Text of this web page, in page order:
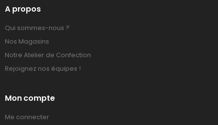
A propos
Qui sommes-nous ?
Nos Magasins
Notre Atelier de Confection
Rejoignez nos équipes !
Mon compte
Me connecter